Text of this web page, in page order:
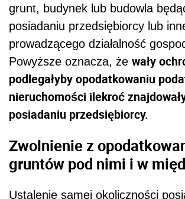
grunt, budynek lub budowla
posiadaniu przedsiębiorcy lub
prowadzącego działalność
Powyższe oznacza, że wały
podlegałyby opodatkowaniu
nieruchomości ilekroć
posiadaniu przedsiębiorcy.
Zwolnienie z
gruntów pod nimi i w
Ustalenie samej okoliczności